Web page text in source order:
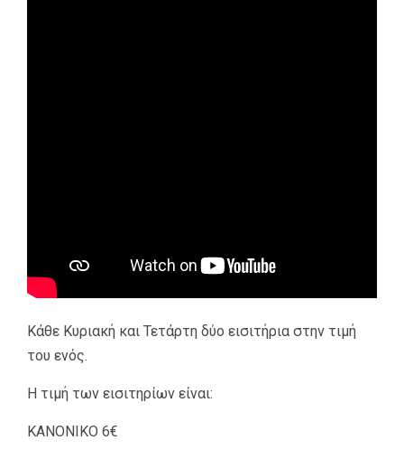
Κάθε Κυριακή και Τετάρτη δύο εισιτήρια στην τιμή
του ενός.
Η τιμή των εισιτηρίων είναι:
ΚΑΝΟΝΙΚΟ 6€